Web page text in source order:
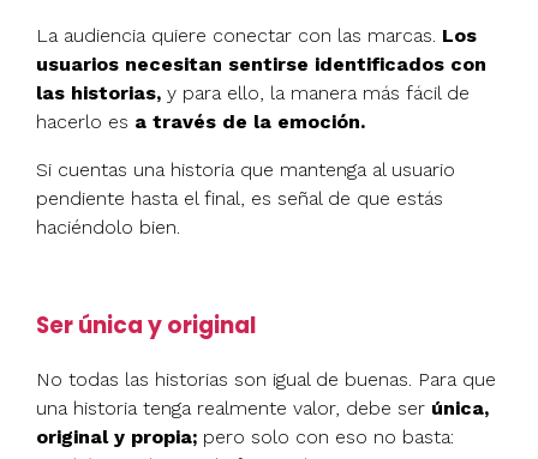
La audiencia quiere conectar con las marcas. Los
usuarios necesitan sentirse identificados con
las historias, y para ello, la manera más fácil de
hacerlo es a través de la emoción.
Si cuentas una historia que mantenga al usuario
pendiente hasta el final, es señal de que estás
haciéndolo bien.
Ser única y original
No todas las historias son igual de buenas. Para que
una historia tenga realmente valor, debe ser única,
original y propia; pero solo con eso no basta: